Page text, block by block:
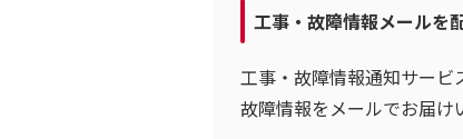
工事・故障情報メールを
工事・故障情報通知サービ
故障情報をメールでお届け